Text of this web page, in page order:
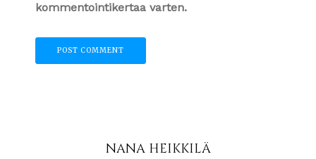
kommentointikertaa varten.
NANA HEIKKILÄ